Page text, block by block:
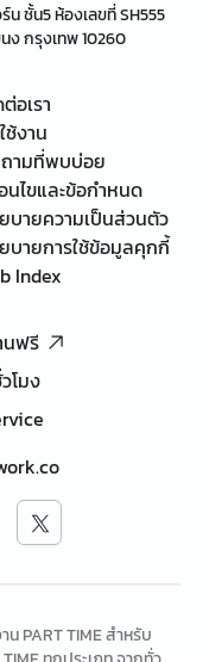
น ชั้น5 ห้องเลขที่ SH555
ง กรุงเทพ 10260
อเรา
ช้งาน
ามที่พบบ่อย
นไขและข้อกำหนด
บายความเป็นส่วนตัว
บายการใช้ข้อมูลคุกกี้
Index
นฟรี
โมง
PART TIME สำหรับ